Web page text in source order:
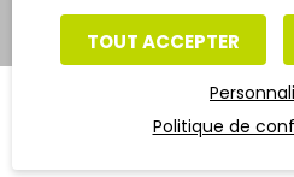
Mentions légales
TOUT ACCEPTER
Politique de